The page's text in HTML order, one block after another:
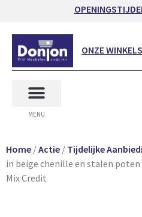
ONZE WINKELS
MENU
Home /Actie / Tijdelijke
in beige chenille en stalen
Mix Credit